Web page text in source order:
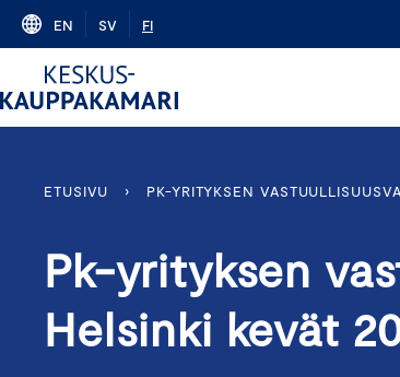
Skip
content
EN SV FI
ETUSIVU › PK-YRITYKSEN
Pk-yrityksen
Helsinki kevät